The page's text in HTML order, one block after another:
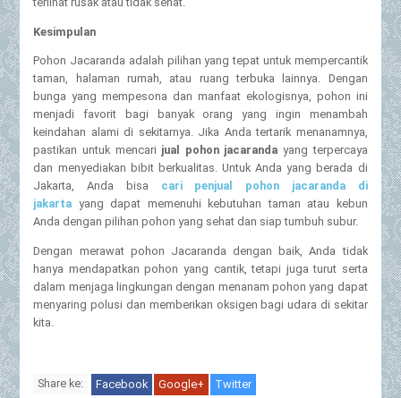
Kesimpulan
Pohon Jacaranda adalah pilihan yang tepat untuk mempercantik
taman, halaman rumah, atau ruang terbuka lainnya. Dengan
bunga yang mempesona dan manfaat ekologisnya, pohon ini
menjadi favorit bagi banyak orang yang ingin menambah
keindahan alami di sekitarnya. Jika Anda tertarik menanamnya,
pastikan untuk mencari jual pohon jacaranda yang terpercaya
dan menyediakan bibit berkualitas. Untuk Anda yang berada di
Jakarta, Anda bisa cari penjual pohon jacaranda di
jakarta yang dapat memenuhi kebutuhan taman atau kebun
Anda dengan pilihan pohon yang sehat dan siap tumbuh subur.
Dengan merawat pohon Jacaranda dengan baik, Anda tidak
hanya mendapatkan pohon yang cantik, tetapi juga turut serta
dalam menjaga lingkungan dengan menanam pohon yang dapat
menyaring polusi dan memberikan oksigen bagi udara di sekitar
kita.
Share ke: Facebook Google+ Twitter